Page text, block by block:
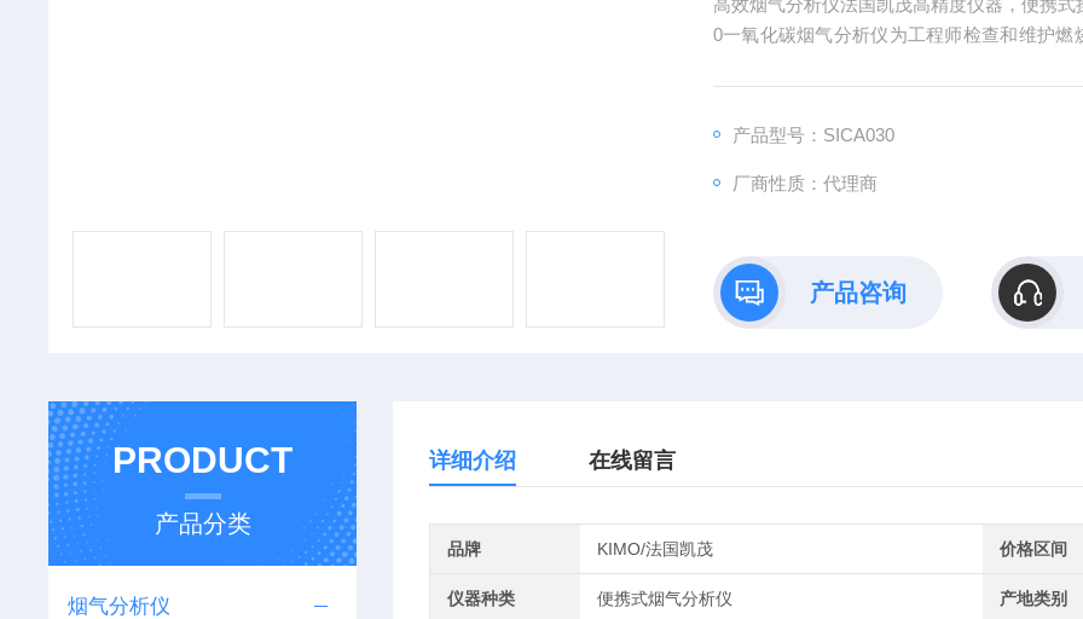
高效烟气分析仪法国凯茂高精度仪器，便携
0一氧化碳烟气分析仪为工程师检查和维护
产品型号：SICA030
厂商性质：代理商
产品咨询
PRODUCT
产品分类
烟气分析仪
详细介绍 在线留言
品牌 KIMO/法国凯茂 价格区间
仪器种类 便携式烟气分析仪 产地类别